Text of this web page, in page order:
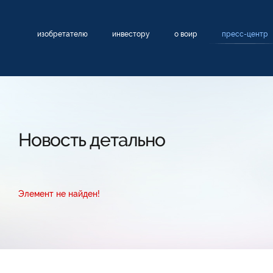
изобретателю инвестору о воир пресс-центр
Новость детально
Элемент не найден!